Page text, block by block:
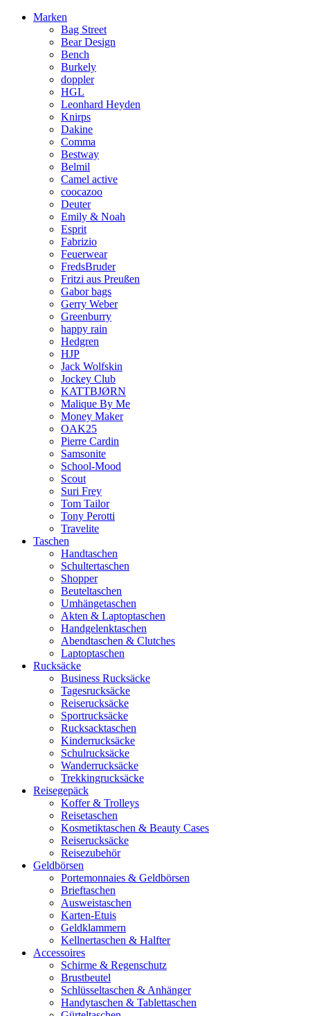
Marken
Bag Street
Bear Design
Bench
Burkely
doppler
HGL
Leonhard Heyden
Knirps
Dakine
Comma
Bestway
Belmil
Camel active
coocazoo
Deuter
Emily & Noah
Esprit
Fabrizio
Feuerwear
FredsBruder
Fritzi aus Preußen
Gabor bags
Gerry Weber
Greenburry
happy rain
Hedgren
HJP
Jack Wolfskin
Jockey Club
KATTBJØRN
Malique By Me
Money Maker
OAK25
Pierre Cardin
Samsonite
School-Mood
Scout
Suri Frey
Tom Tailor
Tony Perotti
Travelite
Taschen
Handtaschen
Schultertaschen
Shopper
Beuteltaschen
Umhängetaschen
Akten & Laptoptaschen
Handgelenktaschen
Abendtaschen & Clutches
Laptoptaschen
Rucksäcke
Business Rucksäcke
Tagesrucksäcke
Reiserucksäcke
Sportrucksäcke
Rucksacktaschen
Kinderrucksäcke
Schulrucksäcke
Wanderrucksäcke
Trekkingrucksäcke
Reisegepäck
Koffer & Trolleys
Reisetaschen
Kosmetiktaschen & Beauty Cases
Reiserucksäcke
Reisezubehör
Geldbörsen
Portemonnaies & Geldbörsen
Brieftaschen
Ausweistaschen
Karten-Etuis
Geldklammern
Kellnertaschen & Halfter
Accessoires
Schirme & Regenschutz
Brustbeutel
Schlüsseltaschen & Anhänger
Handytaschen & Tablettaschen